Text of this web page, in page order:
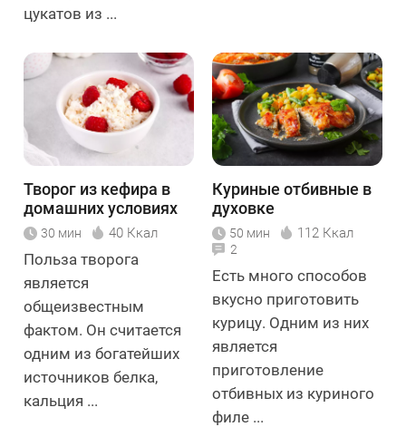
цукатов из ...
Творог из кефира в
домашних условиях
30 мин 40 Ккал
Польза творога
является
общеизвестным
фактом. Он считается
одним из богатейших
источников белка,
кальция ...
Куриные отбивные в
духовке
50 мин 112 Ккал
2
Есть много способов
вкусно приготовить
курицу. Одним из них
является
приготовление
отбивных из куриного
филе ...